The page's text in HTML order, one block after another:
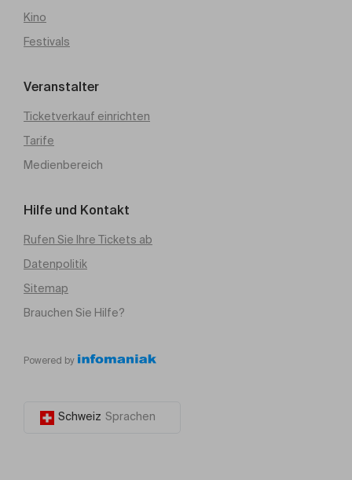
Kino
Festivals
Veranstalter
Ticketverkauf einrichten
Tarife
Medienbereich
Hilfe und Kontakt
Rufen Sie Ihre Tickets ab
Datenpolitik
Sitemap
Brauchen Sie Hilfe?
Powered by
Schweiz Sprachen